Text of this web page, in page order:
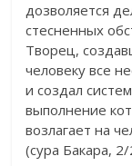
дозволяется
стесненных
Творец,
человеку все
и создал
выполнение
возлагает на
(сура Бакара,